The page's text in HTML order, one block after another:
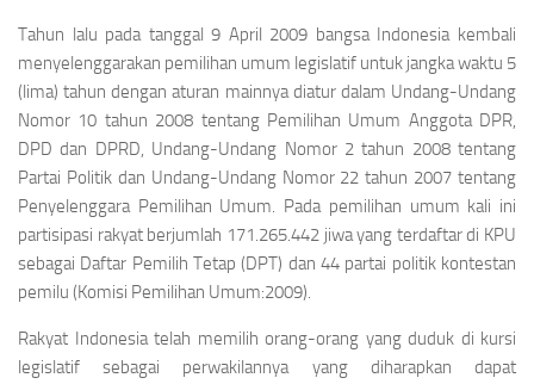
Tahun lalu pada tanggal 9 April 2009 bangsa Indonesia kembali
menyelenggarakan pemilihan umum legislatif untuk jangka waktu 5
(lima) tahun dengan aturan mainnya diatur dalam Undang-Undang
Nomor 10 tahun 2008 tentang Pemilihan Umum Anggota DPR,
DPD dan DPRD, Undang-Undang Nomor 2 tahun 2008 tentang
Partai Politik dan Undang-Undang Nomor 22 tahun 2007 tentang
Penyelenggara Pemilihan Umum. Pada pemilihan umum kali ini
partisipasi rakyat berjumlah 171.265.442 jiwa yang terdaftar di KPU
sebagai Daftar Pemilih Tetap (DPT) dan 44 partai politik kontestan
pemilu (Komisi Pemilihan Umum:2009).
Rakyat Indonesia telah memilih orang-orang yang duduk di kursi
legislatif sebagai perwakilannya yang diharapkan dapat